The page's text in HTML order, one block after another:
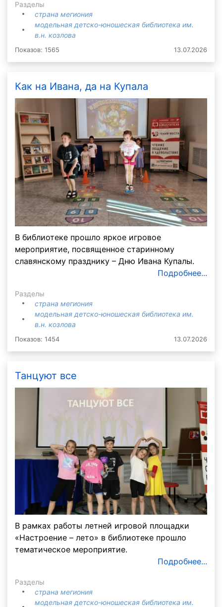
Разделы
страна мегиония
модельная детско-юношеская библиотека им.
в.н. козлова
Показов: 1565 13.07.2026
Как на Ивана, да на Купала
В библиотеке прошло яркое игровое
мероприятие, посвященное старинному
славянскому празднику – Дню Ивана Купалы.
Подробнее...
Разделы
страна мегиония
модельная детско-юношеская библиотека им.
в.н. козлова
Показов: 1454 13.07.2026
Танцуют все
В рамках работы летней игровой площадки
«Настроение – лето» в библиотеке прошло
тематическое мероприятие.
Подробнее...
Разделы
страна мегиония
модельная детско-юношеская библиотека им.